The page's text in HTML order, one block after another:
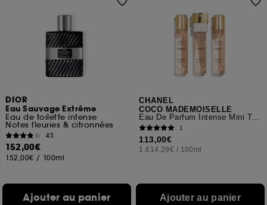
DIOR
Eau Sauvage Extrême
Eau de toilette intense
Notes fleuries & citronnées
45
152,00€
152,00€ / 100ml
Ajouter au panier
CHANEL
COCO MADEMOISELLE
Eau De Parfum Intense Mini Twist And Spray
1
113,00€
1.614,29€ / 100ml
Ajouter au panier